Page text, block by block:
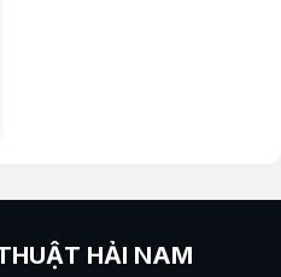
HẢI NAM